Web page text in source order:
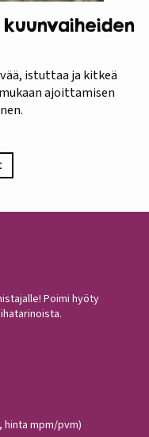
istuttaa ja kitkeä
ajoittamisen
Poimi hyöty
hinta mpm/pvm)